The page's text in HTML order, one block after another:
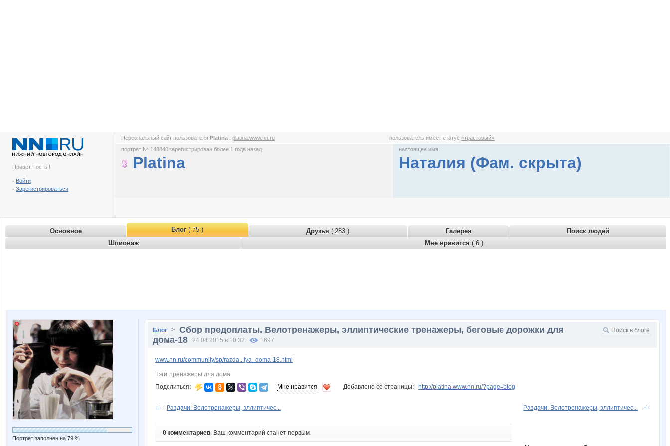
Привет, Гость !
- Войти
- Зарегистрироваться
Персональный сайт пользователя Platina : platina.www.nn.ru пользователь имеет статус«трастовый»
портрет № 148840 зарегистрирован более 1 года назад
Platina
настоящее имя:
Наталия (Фам. скрыта)
Основное Блог( 75 ) Друзья ( 283 ) Галерея
Поиск людей
Шпионаж
Мне нравится ( 6 )
Портрет заполнен на 79 %
Блог > Сбор предоплаты. Велотренажеры, эллиптические тренажеры, беговые дорожки для
дома-18
24.04.2015 в 10:32 1697
www.nn.ru/community/sp/razda...lya_doma-18.html
Тэги: тренажеры для дома
Поделиться:
Мне нравится Добавлено со страницы: http://platina.www.nn.ru/?page=blog
Раздачи. Велотренажеры, эллиптичес... Раздачи. Велотренажеры, эллиптичес...
0 комментариев. Ваш комментарий станет первым